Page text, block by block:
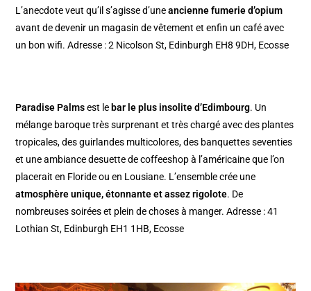
L’anecdote veut qu’il s’agisse d’uneancienne fumerie d’opium
avant de devenir un magasin de vêtement et enfin un café avec
un bon wifi. Adresse : 2 Nicolson St, Edinburgh EH8 9DH, Ecosse
Paradise Palmsest lebar le plus insolite d’Edimbourg. Un
mélange baroque très surprenant et très chargé avec des plantes
tropicales, des guirlandes multicolores, des banquettes seventies
et une ambiance desuette de coffeeshop à l’américaine que l’on
placerait en Floride ou en Lousiane. L’ensemble crée une
atmosphère unique, étonnante et assez rigolote. De
nombreuses soirées et plein de choses à manger. Adresse : 41
Lothian St, Edinburgh EH1 1HB, Ecosse